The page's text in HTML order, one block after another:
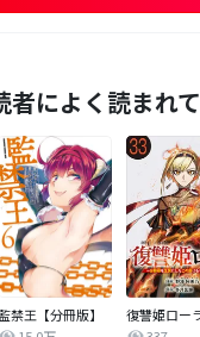
者によく読まれ
禁王【分冊版】